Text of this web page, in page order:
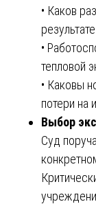
• Каков
•
тепловой
• Каковы
потери на
Выбор
Суд